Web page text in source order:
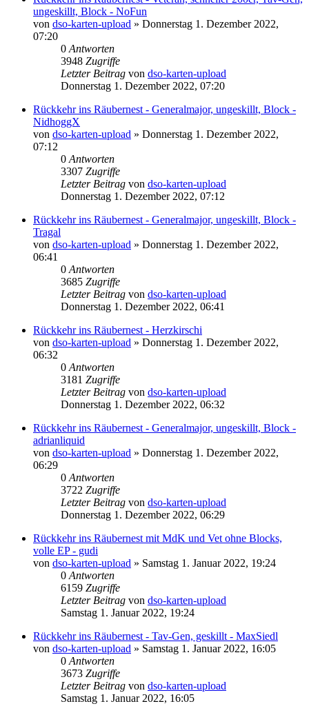
ungeskillt, Block - NoFun
von dso-karten-upload » Donnerstag 1. Dezember 2022,
07:20
0Antworten
3948 Zugriffe
Letzter Beitrag von dso-karten-upload
Donnerstag 1. Dezember 2022, 07:20
Rückkehr ins Räubernest - Generalmajor, ungeskillt, Block -
NidhoggX
von dso-karten-upload » Donnerstag 1. Dezember 2022,
07:12
0Antworten
3307 Zugriffe
Letzter Beitrag von dso-karten-upload
Donnerstag 1. Dezember 2022, 07:12
Rückkehr ins Räubernest - Generalmajor, ungeskillt, Block -
Tragal
von dso-karten-upload » Donnerstag 1. Dezember 2022,
06:41
0Antworten
3685 Zugriffe
Letzter Beitrag von dso-karten-upload
Donnerstag 1. Dezember 2022, 06:41
Rückkehr ins Räubernest - Herzkirschi
von dso-karten-upload » Donnerstag 1. Dezember 2022,
06:32
0Antworten
3181 Zugriffe
Letzter Beitrag von dso-karten-upload
Donnerstag 1. Dezember 2022, 06:32
Rückkehr ins Räubernest - Generalmajor, ungeskillt, Block -
adrianliquid
von dso-karten-upload » Donnerstag 1. Dezember 2022,
06:29
0Antworten
3722 Zugriffe
Letzter Beitrag von dso-karten-upload
Donnerstag 1. Dezember 2022, 06:29
Rückkehr ins Räubernest mit MdK und Vet ohne Blocks,
volle EP - gudi
von dso-karten-upload » Samstag 1. Januar 2022, 19:24
0Antworten
6159 Zugriffe
Letzter Beitrag von dso-karten-upload
Samstag 1. Januar 2022, 19:24
Rückkehr ins Räubernest - Tav-Gen, geskillt - MaxSiedl
von dso-karten-upload » Samstag 1. Januar 2022, 16:05
0Antworten
3673 Zugriffe
Letzter Beitrag von dso-karten-upload
Samstag 1. Januar 2022, 16:05